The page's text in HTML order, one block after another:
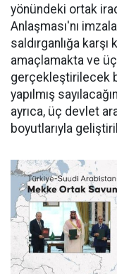
yönündeki ortak
Anlaşması'nı
saldırganlığa karşı
amaçlamakta ve
gerçekleştirilecek
yapılmış
ayrıca, üç devlet
boyutlarıyla